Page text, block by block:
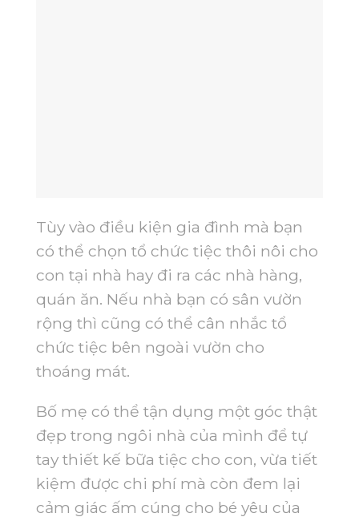
Tùy vào điều kiện gia đình mà bạn
có thể chọn tổ chức tiệc thôi nôi cho
con tại nhà hay đi ra các nhà hàng,
quán ăn. Nếu nhà bạn có sân vườn
rộng thì cũng có thể cân nhắc tổ
chức tiệc bên ngoài vườn cho
thoáng mát.
Bố mẹ có thể tận dụng một góc thật
đẹp trong ngôi nhà của mình để tự
tay thiết kế bữa tiệc cho con, vừa tiết
kiệm được chi phí mà còn đem lại
cảm giác ấm cúng cho bé yêu của